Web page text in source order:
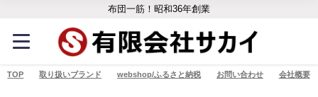
布団一筋！昭和36年創業
TOP 取り扱いブランド webshop/ふるさと納税 お問い合わせ 会社概要